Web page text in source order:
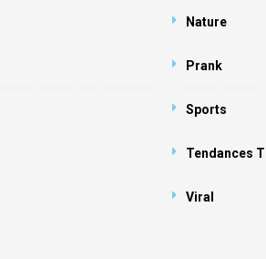
Nature
Prank
Sports
Tendances
Viral